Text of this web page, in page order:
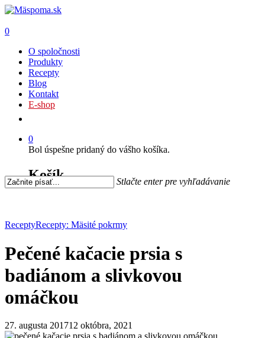
0
O spoločnosti
Produkty
Recepty
Blog
Kontakt
E-shop
0
Bol úspešne pridaný do vášho košíka.
Košík Stlačte enter pre vyhľadávanie
ReceptyRecepty: Mäsité pokrmy
Pečené kačacie prsia s
badiánom a slivkovou
omáčkou
27. augusta 201712 októbra, 2021